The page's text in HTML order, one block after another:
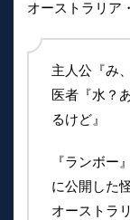
オーストラリア
主人公『み
医者『水？
るけど』
『ランボー
に公開した怪
オーストラ